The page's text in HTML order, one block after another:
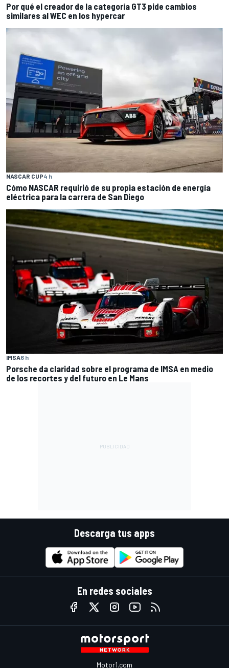
Por qué el creador de la categoría GT3 pide cambios
similares al WEC en los hypercar
NASCAR CUP4 h
Cómo NASCAR requirió de su propia estación de energía
eléctrica para la carrera de San Diego
IMSA6 h
Porsche da claridad sobre el programa de IMSA en medio
de los recortes y del futuro en Le Mans
Descarga tus apps
En redes sociales
Motor1.com